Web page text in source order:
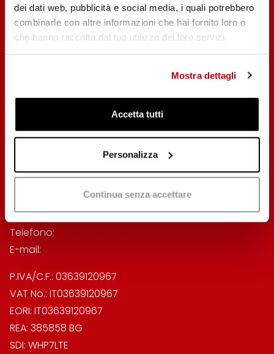
dei dati web, pubblicità e social media, i quali potrebbero
combinarle con altre informazioni che hai fornito loro o
che hanno raccolto dal tuo utilizzo dei loro servizi.
Mostra dettagli
Accetta tutti
Personalizza
Continua senza accettare
SRS Spindle Research & Service
con socio unico
Via Redipuglia, 77
24047 Treviglio (BG) – Italy
Telefono:
E-mail:
P.IVA/C.F.: 03639120967
VAT No.: IT03639120967
EORI: IT03639120967
REA: 385858 BG
SDI: WHP7LTE